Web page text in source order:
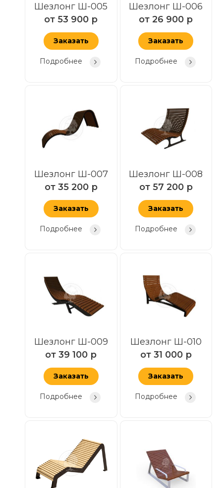
Шезлонг Ш-005
от53 900 р
Заказать
Подробнее
Шезлонг Ш-006
от 26 900 р
Заказать
Подробнее
Шезлонг Ш-007
от 35 200 р
Заказать
Подробнее
Шезлонг Ш-008
от 57 200 р
Заказать
Подробнее
Шезлонг Ш-009
от39 100 р
Заказать
Подробнее
Шезлонг Ш-010
от 31 000 р
Заказать
Подробнее